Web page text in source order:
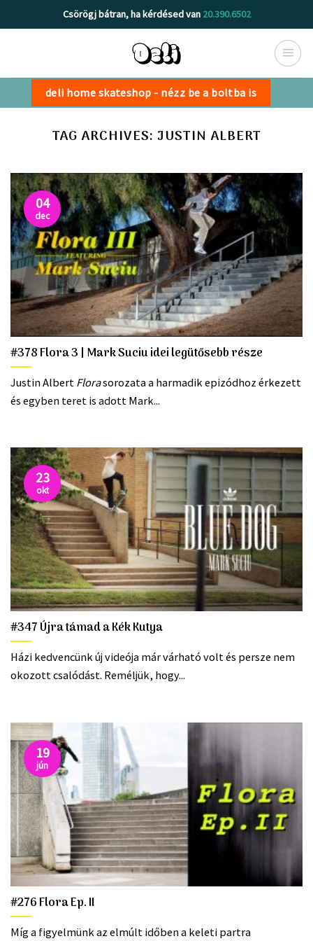
to
Csörögj bátran, ha kérdésed van 20.390.6502
deli home skateshop - nézz be a boltba is
TAG ARCHIVES: JUSTIN ALBERT
#378 Flora 3 | Mark Suciu idei legütősebb része
Justin Albert Florasorozata a harmadik epizódhoz érkezett
és egyben teret is adott Mark...
04
dec
#347 Újra támad a Kék Kutya
Házi kedvencünk új videója már várható volt és persze nem
okozott csalódást. Reméljük, hogy...
23
okt
#276 Flora Ep. II
Míg a figyelmünk az elmúlt időben a keleti partra
19
jún